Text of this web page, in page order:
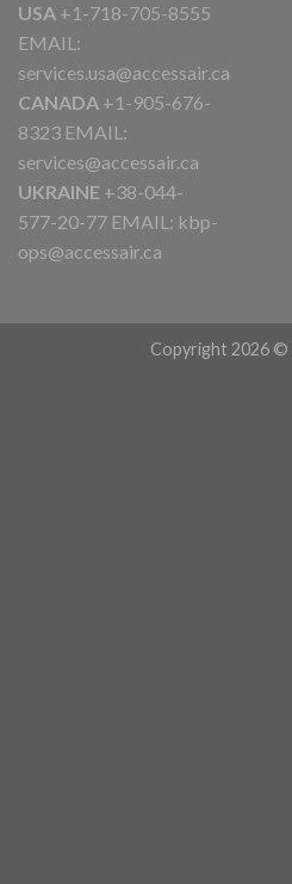
USA +1-718-705-8555
EMAIL:
services.usa@accessair.ca
CANADA +1-905-676-
8323 EMAIL:
services@accessair.ca
UKRAINE +38-044-
577-20-77 EMAIL: kbp-
ops@accessair.ca
Copyright 2026 ©